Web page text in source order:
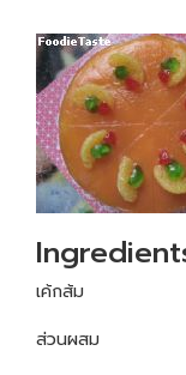
เค้กส้ม
ส่วนผสม